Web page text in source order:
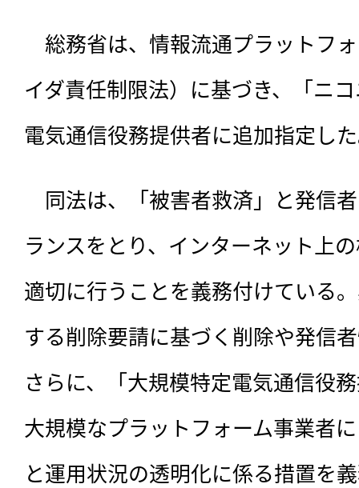
総務省は、情報流通プラットフ
イダ責任制限法）に基づき、「ニ
電気通信役務提供者に追加指定し
同法は、
「被害者救済」と発信
ランスをとり、インターネット上
適切に行うことを義務付けている
する削除要請に基づく削除や発信
さらに、「大規模特定電気通信役
大規模なプラットフォーム事業者
と運用状況の透明化に係る措置を